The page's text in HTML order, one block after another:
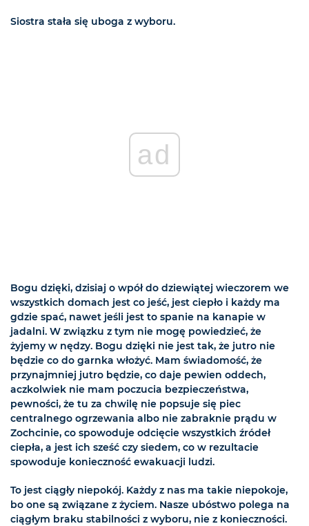
Siostra stała się uboga z wyboru.
ad
Bogu dzięki, dzisiaj o wpół do dziewiątej wieczorem we
wszystkich domach jest co jeść, jest ciepło i każdy ma
gdzie spać, nawet jeśli jest to spanie na kanapie w
jadalni. W związku z tym nie mogę powiedzieć, że
żyjemy w nędzy. Bogu dzięki nie jest tak, że jutro nie
będzie co do garnka włożyć. Mam świadomość, że
przynajmniej jutro będzie, co daje pewien oddech,
aczkolwiek nie mam poczucia bezpieczeństwa,
pewności, że tu za chwilę nie popsuje się piec
centralnego ogrzewania albo nie zabraknie prądu w
Zochcinie, co spowoduje odcięcie wszystkich źródeł
ciepła, a jest ich sześć czy siedem, co w rezultacie
spowoduje konieczność ewakuacji ludzi.
To jest ciągły niepokój. Każdy z nas ma takie niepokoje,
bo one są związane z życiem. Nasze ubóstwo polega na
ciągłym braku stabilności z wyboru, nie z konieczności.